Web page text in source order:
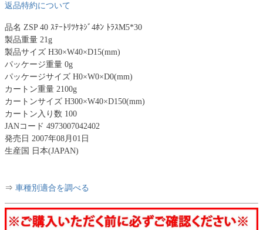
返品特約について
品名 ZSP 40 ｽﾃｰﾄﾘﾂｹﾈｼﾞ4ﾎﾝ ﾄﾗｽM5*30
製品重量 21g
製品サイズ H30×W40×D15(mm)
パッケージ重量 0g
パッケージサイズ H0×W0×D0(mm)
カートン重量 2100g
カートンサイズ H300×W40×D150(mm)
カートン入り数 100
JANコード 4973007042402
発売日 2007年08月01日
生産国 日本(JAPAN)
⇒ 車種別適合を調べる